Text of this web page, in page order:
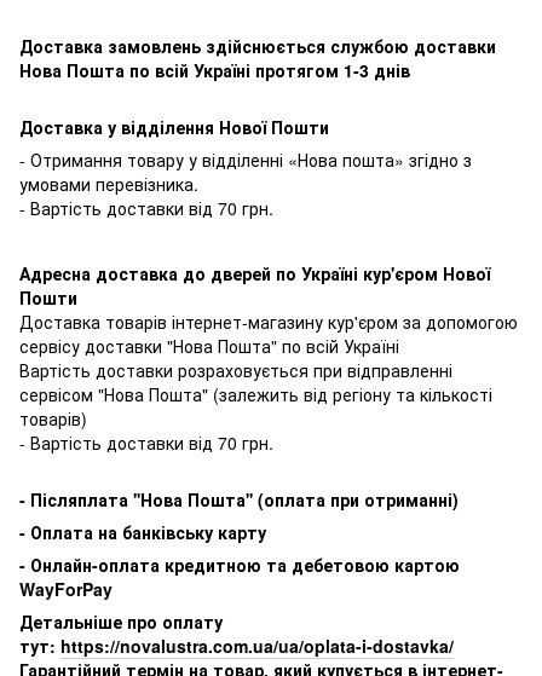
Доставка замовлень здійснюється службою доставки
Нова Пошта по всій Україні протягом 1-3 днів
Доставка у відділення Нової Пошти
- Отримання товару у відділенні «Нова пошта» згідно з
умовами перевізника.
- Вартість доставки від 70 грн.
Адресна доставка до дверей по Україні кур'єром Нової
Пошти
Доставка товарів інтернет-магазину кур'єром за допомогою
сервісу доставки "Нова Пошта" по всій Україні
Вартість доставки розраховується при відправленні
сервісом "Нова Пошта" (залежить від регіону та кількості
товарів)
- Вартість доставки від 70 грн.
- Післяплата ''Нова Пошта'' (оплата при отриманні)
- Оплата на банківську карту
- Онлайн-оплата кредитною та дебетовою картою
WayForPay
Детальніше про оплату
тут: https://novalustra.com.ua/ua/oplata-i-dostavka/
Гарантійний термін на товар, який купується в інтернет-